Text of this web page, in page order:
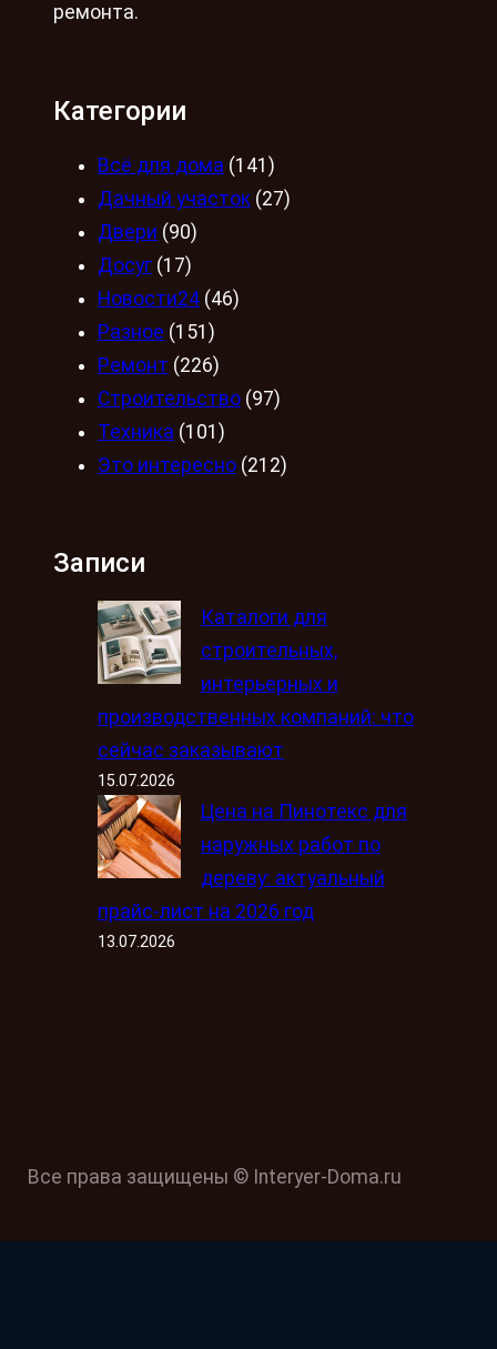
ремонта.
Категории
Всё для дома (141)
Дачный участок (27)
Двери (90)
Досуг (17)
Новости24 (46)
Разное (151)
Ремонт (226)
Строительство (97)
Техника (101)
Это интересно (212)
Записи
Каталоги для
строительных,
интерьерных и
производственных компаний: что
сейчас заказывают
15.07.2026
Цена на Пинотекс для
наружных работ по
дереву: актуальный
прайс-лист на 2026 год
13.07.2026
Все права защищены © Interyer-Doma.ru